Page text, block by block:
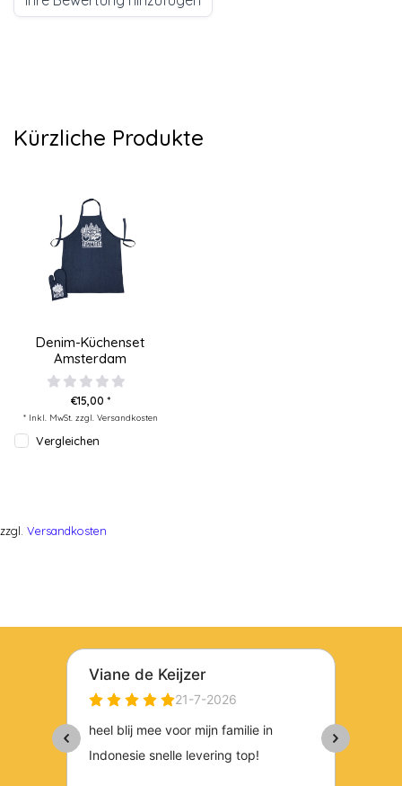
Kürzliche Produkte
Denim-Küchenset
Amsterdam
€15,00 *
* Inkl. MwSt. zzgl. Versandkosten
Vergleichen
zzgl. Versandkosten